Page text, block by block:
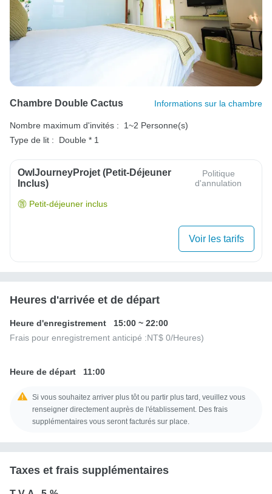
Chambre Double Cactus Informations sur la chambre
Nombre maximum d'invités :
1~2 Personne(s)
Type de lit :
Double * 1
OwlJourneyProjet (petit-Déjeuner
Inclus)
Politique
d'annulation
Petit-déjeuner inclus
Voir les tarifs
Heures d'arrivée et de départ
Heure d'enregistrement 15:00 ~ 22:00
Frais pour enregistrement anticipé :NT$ 0/Heures)
Heure de départ 11:00
Si vous souhaitez arriver plus tôt ou partir plus tard, veuillez vous
renseigner directement auprès de l'établissement. Des frais
supplémentaires vous seront facturés sur place.
Taxes et frais supplémentaires